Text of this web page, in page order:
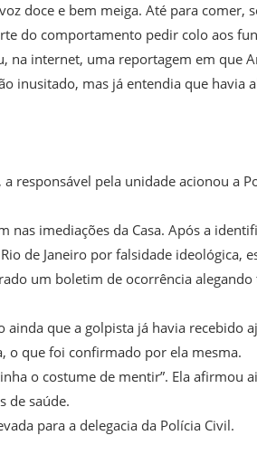
doce e bem meiga. Até para comer,
do comportamento pedir colo aos
na internet, uma reportagem em que
inusitado, mas já entendia que havia
responsável pela unidade acionou a
nas imediações da Casa. Após a
de Janeiro por falsidade ideológica,
um boletim de ocorrência
que a golpista já havia recebido
o que foi confirmado por ela mesma.
o costume de mentir”. Ela afirmou
de saúde.
para a delegacia da Polícia Civil.